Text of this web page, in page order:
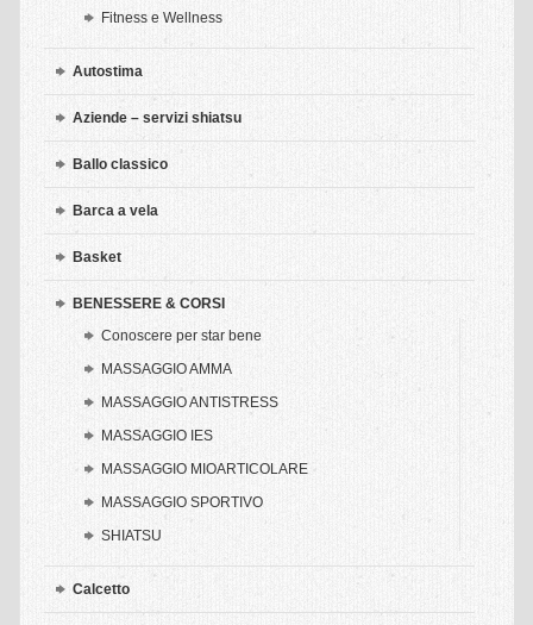
Perchè scegliere la scuola IRTE
Quale operatore formiamo
Insegnanti
Deontologia
CORSI
Corso shiatsu amatoriale
EVENTI
Shiatsu presentazioni gratuite
ESPERIENZE
Shiatsu & Bambini – Ragazzi
Shiatsu & Diversamente Abili
Fitness e Wellness
Autostima
Aziende – servizi shiatsu
Ballo classico
Barca a vela
Basket
BENESSERE & CORSI
Conoscere per star bene
MASSAGGIO AMMA
MASSAGGIO ANTISTRESS
MASSAGGIO IES
MASSAGGIO MIOARTICOLARE
MASSAGGIO SPORTIVO
SHIATSU
Calcetto